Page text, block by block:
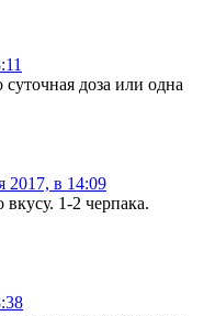
доза или одна
2017, в 14:09
1-2 черпака.